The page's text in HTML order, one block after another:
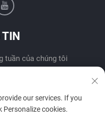
TIN
tuần của chúng tôi
our services. If you
Personalize cookies.